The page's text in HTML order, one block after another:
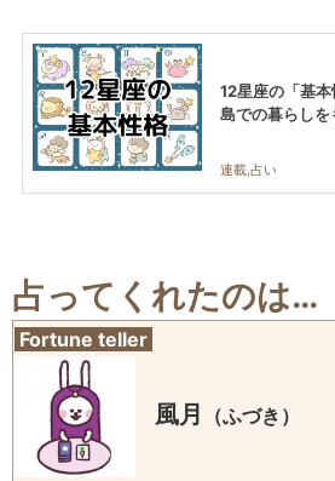
12星座の「基
島での暮らし
連載,占い
占ってくれたのは…
Fortune teller
風月 （ふづき）